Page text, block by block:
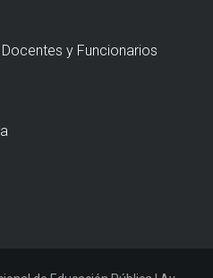
y Funcionarios